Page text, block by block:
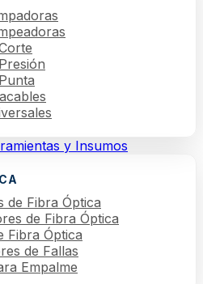
y Insumos
de Fibra Óptica
de Fibra Óptica
Fibra Óptica
de Fallas
Empalme